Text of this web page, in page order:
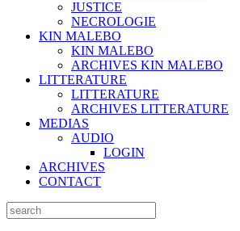
JUSTICE
NECROLOGIE
KIN MALEBO
KIN MALEBO
ARCHIVES KIN MALEBO
LITTERATURE
LITTERATURE
ARCHIVES LITTERATURE
MEDIAS
AUDIO
LOGIN
ARCHIVES
CONTACT